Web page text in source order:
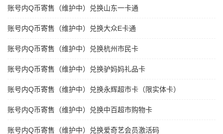
账号内Q币寄售（维护中）兑换山东一卡通
账号内Q币寄售（维护中）兑换大众E卡通
账号内Q币寄售（维护中）兑换杭州市民卡
账号内Q币寄售（维护中）兑换驴妈妈礼品卡
账号内Q币寄售（维护中）兑换永辉超市卡（限实体卡）
账号内Q币寄售（维护中）兑换中百超市购物卡
账号内Q币寄售（维护中）兑换爱奇艺会员激活码